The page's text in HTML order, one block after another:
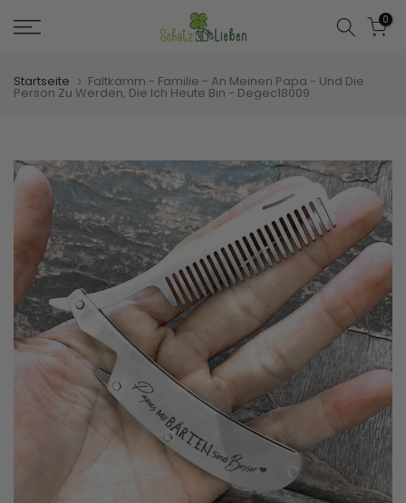
Zum
Inhalt
0
Startseite Faltkamm - Familie - An Meinen Papa - Und Die
Person Zu Werden, Die Ich Heute Bin - Degec18009